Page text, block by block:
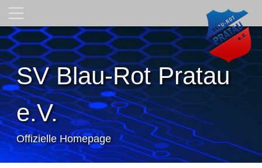
SV Blau-Rot Pratau
e.V.
Offizielle Homepage